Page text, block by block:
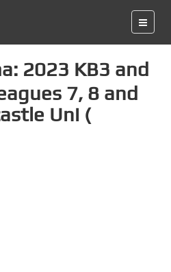
2023 KB3 and
7, 8 and
Uni (